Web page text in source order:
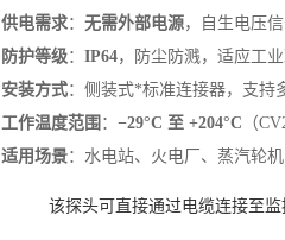
供电需求‌：‌ 无需外部电源，自生电压
防护等级‌：‌ IP64，防尘防溅，适应工
安装方式：侧装式*标准连接器，支持
工作温度范围 ‌：‌ −29°C 至 +204°C （
适用场景：水电站、火电厂、蒸汽轮
该探头可直接通过电缆连接至